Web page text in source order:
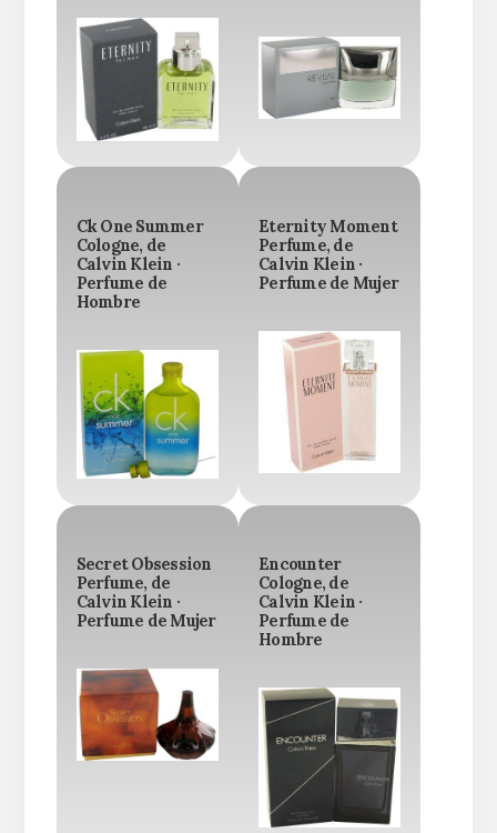
Ck One Summer
Cologne, de
Calvin Klein ·
Perfume de
Hombre
Eternity Moment
Perfume, de
Calvin Klein ·
Perfume de Mujer
Secret Obsession
Perfume, de
Calvin Klein ·
Perfume de Mujer
Encounter
Cologne, de
Calvin Klein ·
Perfume de
Hombre